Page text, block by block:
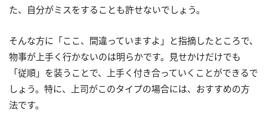
た、自分がミスをすることも許せないでしょう。
そんな方に「ここ、間違っていますよ」と指摘したところで、
物事が上手く行かないのは明らかです。見せかけだけでも
「従順」を装うことで、上手く付き合っていくことができるで
しょう。特に、上司がこのタイプの場合には、おすすめの方
法です。